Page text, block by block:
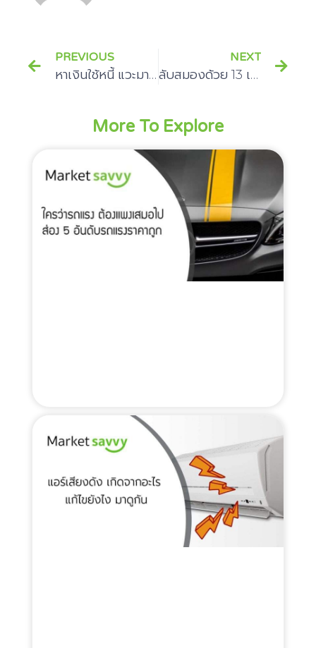
PREVIOUS
หาเงินใช้หนี้ แวะมาทางนี้มีทางออกให้
NEXT
ลับสมองด้วย 13 เกมฝึกเชาว์ปัญญา
More To Explore